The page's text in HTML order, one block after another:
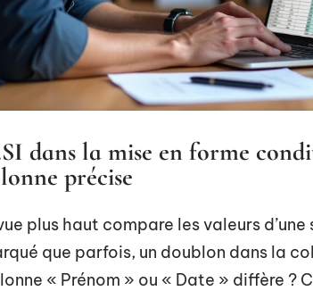
dans la mise en forme
précise
plus haut compare les valeurs
que parfois, un doublon dans la
« Prénom » ou « Date » diffère ?